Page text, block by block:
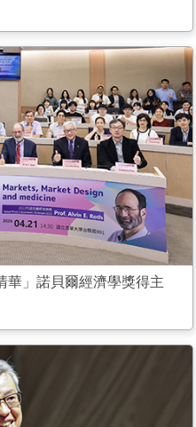
華」諾貝爾經濟學獎得主